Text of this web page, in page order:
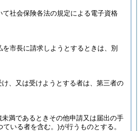
社会保険各法の規定による電子資格
市長に請求しようとするときは、別
、又は受けようとする者は、第三者の
満であるときその他申請又は届出の手
ている者を含む。)が行うものとする。